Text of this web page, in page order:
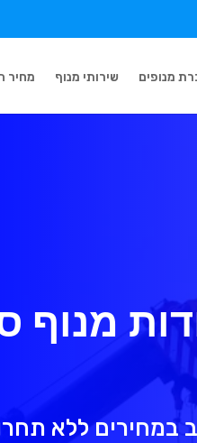
מנופים שירותי מנוף מחיר
מנוף
במחירים ללא